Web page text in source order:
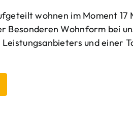
wohnen im Moment
Besonderen Wohnform bei
Leistungsanbieters und einer